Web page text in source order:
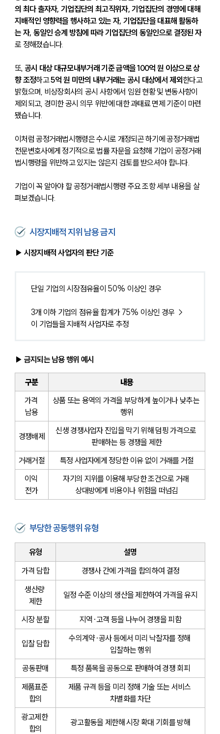
의 최다 출자자, 기업집단의 최고직위자, 기업집단의 경영에 대해
지배적인 영향력을 행사하고 있는 자, 기업집단을 대표해 활동하
는 자, 동일인 승계 방침에 따라 기업집단의 동일인으로 결정된 자
로 정해졌습니다.
또, 공시 대상 대규모내부거래 기준 금액을 100억 원 이상으로 상
향 조정하고 5억 원 미만의 내부거래는 공시 대상에서 제외한다고
밝혔으며, 비상장회사의 공시 사항에서 임원 현황 및 변동사항이
제외되고, 경미한 공시 의무 위반에 대한 과태료 면제 기준이 마련
됐습니다.
이처럼 공정거래법시행령은 수시로 개정되곤 하기에 공정거래법
전문변호사에게 정기적으로 법률 자문을 요청해 기업이 공정거래
법시행령을 위반하고 있지는 않은지 검토를 받으셔야 합니다.
기업이 꼭 알아야 할 공정거래법시행령 주요 조항 세부 내용을 살
펴보겠습니다.
시장지배적 지위 남용 금지
▶ 시장지배적 사업자의 판단 기준
단일 기업의 시장점유율이 50% 이상인 경우
3개 이하 기업의 점유율 합계가 75% 이상인 경우 →
이 기업들을 지배적 사업자로 추정
▶ 금지되는 남용 행위 예시
구분
내용
가격
남용
상품 또는 용역의 가격을 부당하게 높이거나 낮추는
행위
경쟁배제
신생 경쟁사업자 진입을 막기 위해 덤핑 가격으로
판매하는 등 경쟁을 제한
거래거절
특정 사업자에게 정당한 이유 없이 거래를 거절
이익
전가
자기의 지위를 이용해 부당한 조건으로 거래
상대방에게 비용이나 위험을 떠넘김
부당한 공동행위 유형
유형
설명
가격 담합
경쟁사 간에 가격을 합의하여 결정
생산량
제한
일정 수준 이상의 생산을 제한하여 가격을 유지
시장 분할 지역·고객 등을 나누어 경쟁을 피함
입찰 담합
수의계약·공사 등에서 미리 낙찰자를 정해
입찰하는 행위
공동판매
특정 품목을 공동으로 판매하여 경쟁 회피
제품표준
합의
제품 규격 등을 미리 정해 기술 또는 서비스
차별화를 차단
광고제한
합의
광고활동을 제한해 시장 확대 기회를 방해